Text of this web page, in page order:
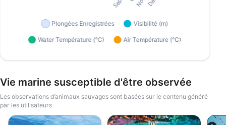
Vie marine susceptible d'être observée
Les observations d’animaux sauvages sont basées sur le contenu généré
par les utilisateurs